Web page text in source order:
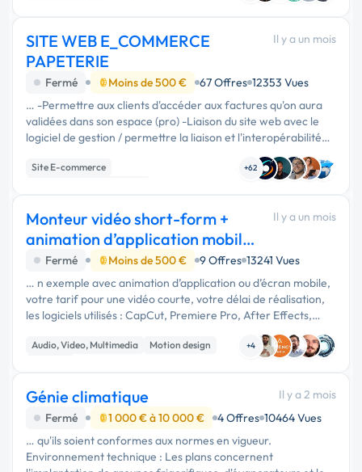
SITE WEB E_COMMERCE
PAPETERIE
Il y a un mois
Fermé Moins de 500 € 67 Offres 12353 Vues
… -Permettre aux clients d'accéder aux factures qu'on aura
validées dans son espace (pro) -Liaison du site web avec le
logiciel de gestion / permettre la liaison et l'interopérabilité
entre le logiciel et le site web( comptes clients …
Site E-commerce
+62
Monteur vidéo short-form +
animation d’application mobile
pour vidéos
Il y a un mois
Fermé Moins de 500 € 9 Offres 13241 Vues
… n exemple avec animation d’application ou d’écran mobile,
votre tarif pour une vidéo courte, votre délai de réalisation,
les logiciels utilisés : CapCut, Premiere Pro, After Effects,
Audio, Video, Multimedia
Motion design
+4
Génie climatique
Il y a 2 mois
Fermé
1 000 € à 10 000 € 4 Offres 10464 Vues
… qu'ils soient conformes aux normes en vigueur.
Environnement technique : Les plans concernent